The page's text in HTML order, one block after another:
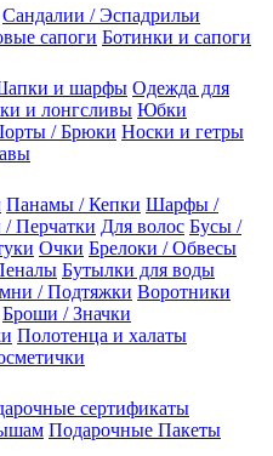
Сандалии / Эспадрильи
сапоги Ботинки и сапоги
и шарфы Одежда для
и лонгсливы Юбки
/ Брюки Носки и гетры
Панамы / Кепки Шарфы /
Перчатки Для волос Бусы /
Очки Брелоки / Обвесы
Бутылки для воды
/ Подтяжки Воротники
Броши / Значки
Полотенца и халаты
сертификаты
Подарочные Пакеты